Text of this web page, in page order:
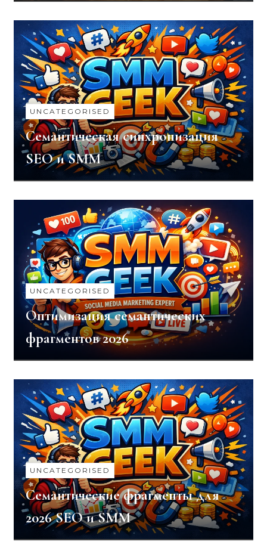
UNCATEGORISED
Семантическая синхронизация
SEO и SMM
UNCATEGORISED
Оптимизация семантических
фрагментов 2026
UNCATEGORISED
Семантические фрагменты для
2026 SEO и SMM